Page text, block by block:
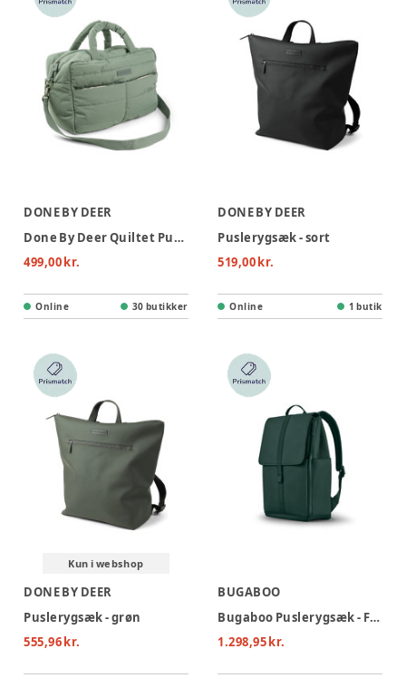
DONE BY DEER
Done By Deer Quiltet Pusletaske - Grøn
499,00 kr.
Online 30 butikker
DONE BY DEER
Puslerygsæk - sort
519,00 kr.
Online 1 butik
Kun i webshop
DONE BY DEER
Puslerygsæk - grøn
555,96 kr.
BUGABOO
Bugaboo Puslerygsæk - Fern green
1.298,95 kr.